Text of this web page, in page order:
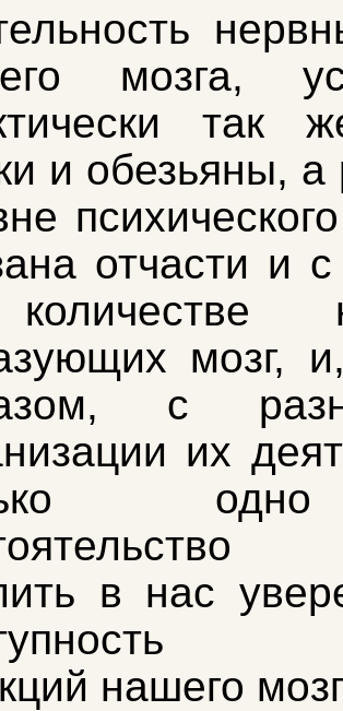
мозга,
так
и обезьяны, а
отчасти и
мозг,
с
их
в нас
нашего